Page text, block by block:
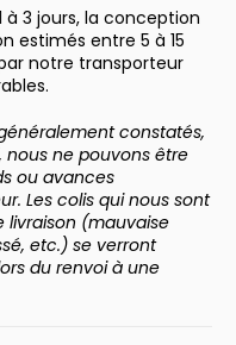
3 jours, la conception
estimés entre 5 à 15
notre transporteur
constatés,
nous ne pouvons être
ou avances
Les colis qui nous sont
livraison (mauvaise
etc.) se verront
du renvoi à une